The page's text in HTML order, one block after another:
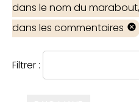
dans le nom du
dans les commentaires
Filtrer :